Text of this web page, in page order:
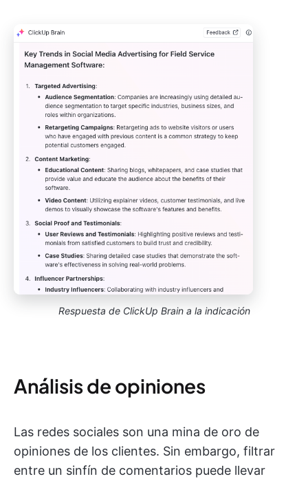
Respuesta de ClickUp Brain a la indicación
Análisis de opiniones
Las redes sociales son una mina de oro de
opiniones de los clientes. Sin embargo, filtrar
entre un sinfín de comentarios puede llevar